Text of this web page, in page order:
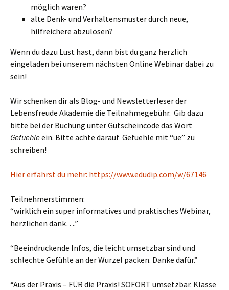
möglich waren?
alte Denk- und Verhaltensmuster durch neue,
hilfreichere abzulösen?
Wenn du dazu Lust hast, dann bist du ganz herzlich
eingeladen bei unserem nächsten Online Webinar dabei zu
sein!
Wir schenken dir als Blog- und Newsletterleser der
Lebensfreude Akademie die Teilnahmegebühr. Gib dazu
bitte bei der Buchung unter Gutscheincode das Wort
Gefuehleein. Bitte achte darauf Gefuehle mit “ue” zu
schreiben!
Hier erfährst du mehr: https://www.edudip.com/w/67146
Teilnehmerstimmen:
“wirklich ein super informatives und praktisches Webinar,
herzlichen dank….”
“Beeindruckende Infos, die leicht umsetzbar sind und
schlechte Gefühle an der Wurzel packen. Danke dafür.”
“Aus der Praxis – FÜR die Praxis! SOFORT umsetzbar. Klasse